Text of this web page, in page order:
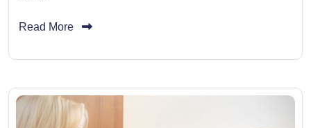
Read More